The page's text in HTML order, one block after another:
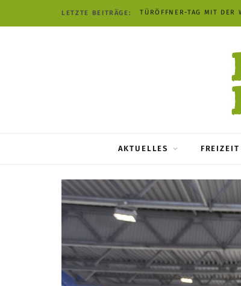
LETZTE BEITRÄGE: TÜRÖFFNER-TAG MIT DER
AKTUELLES FREIZEIT